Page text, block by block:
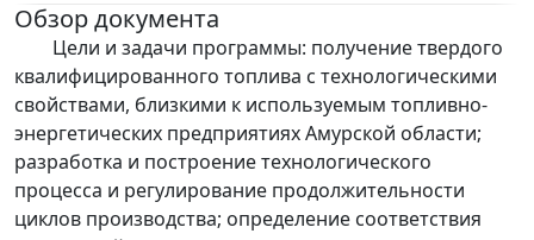
Обзор документа
Цели и задачи программы: получение твердого
квалифицированного топлива с технологическими
свойствами, близкими к используемым топливно-
энергетических предприятиях Амурской области;
разработка и построение технологического
процесса и регулирование продолжительности
циклов производства; определение соответствия